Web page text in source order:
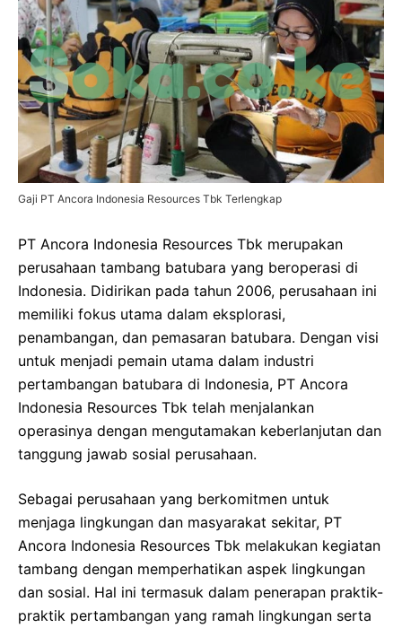
Gaji PT Ancora Indonesia Resources Tbk Terlengkap
PT Ancora Indonesia Resources Tbk merupakan
perusahaan tambang batubara yang beroperasi di
Indonesia. Didirikan pada tahun 2006, perusahaan ini
memiliki fokus utama dalam eksplorasi,
penambangan, dan pemasaran batubara. Dengan visi
untuk menjadi pemain utama dalam industri
pertambangan batubara di Indonesia, PT Ancora
Indonesia Resources Tbk telah menjalankan
operasinya dengan mengutamakan keberlanjutan dan
tanggung jawab sosial perusahaan.
Sebagai perusahaan yang berkomitmen untuk
menjaga lingkungan dan masyarakat sekitar, PT
Ancora Indonesia Resources Tbk melakukan kegiatan
tambang dengan memperhatikan aspek lingkungan
dan sosial. Hal ini termasuk dalam penerapan praktik-
praktik pertambangan yang ramah lingkungan serta